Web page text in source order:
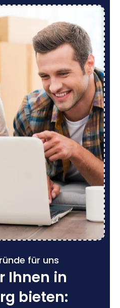
für uns
Ihnen in
bieten: